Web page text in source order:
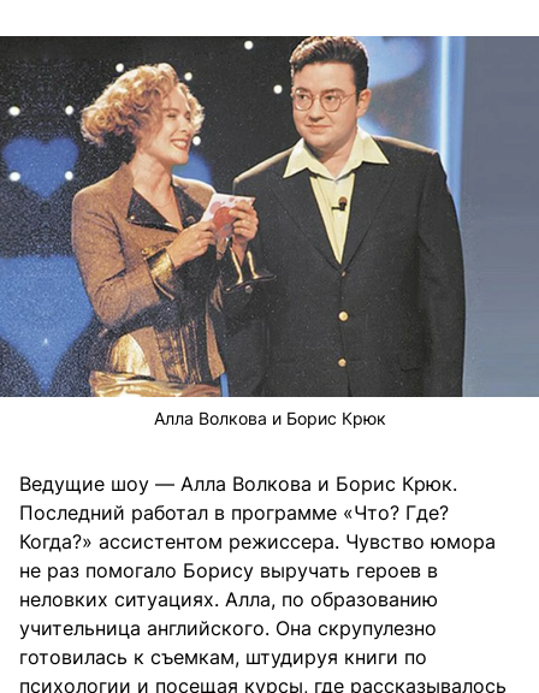
Алла Волкова и Борис Крюк
Ведущие шоу — Алла Волкова и Борис Крюк.
Последний работал в программе «Что? Где?
Когда?» ассистентом режиссера. Чувство юмора
не раз помогало Борису выручать героев в
неловких ситуациях. Алла, по образованию
учительница английского. Она скрупулезно
готовилась к съемкам, штудируя книги по
психологии и посещая курсы, где рассказывалось